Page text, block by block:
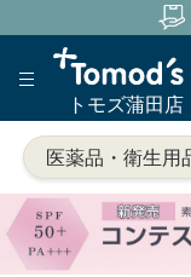
トモズ蒲田店
医薬品・衛生用